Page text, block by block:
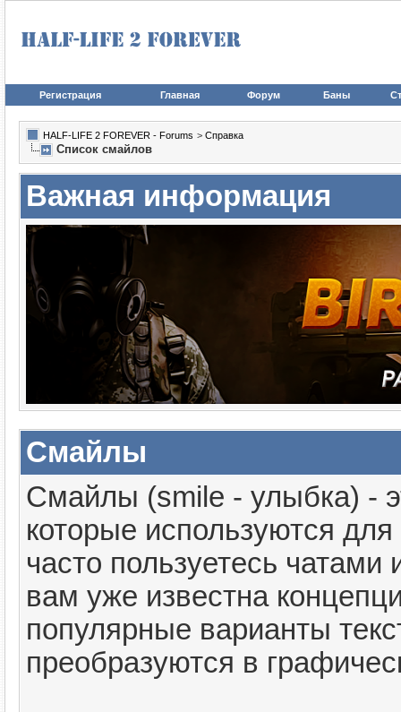
Регистрация Главная Форум Баны
HALF-LIFE 2 FOREVER - Forums > Справка
Список смайлов
Важная информация
Смайлы
Смайлы (smile - улыбка) -
которые используются
часто пользуетесь чатами
вам уже известна
популярные варианты
преобразуются в